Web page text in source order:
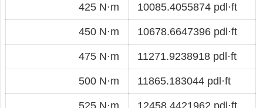
425 N·m 10085.4055874 pdl·ft
450 N·m 10678.6647396 pdl·ft
475 N·m 11271.9238918 pdl·ft
500 N·m 11865.183044 pdl·ft
525 N·m 12458.4421962 pdl·ft